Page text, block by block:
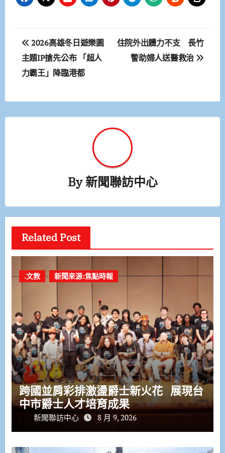
文
章
導
覽
2026高雄冬日遊樂園
主題IP搶先公布 「超人
力霸王」降臨港都
住院外出體力不支 長竹
警助婦人送醫救治
By新聞聯訪中心
Related Post
.文教 新聞來源:焦點時報
跨國並肩彩排激盪爵士新火花 展現台
中市爵士人才培育成果
新聞聯訪中心 8 月 9, 2026